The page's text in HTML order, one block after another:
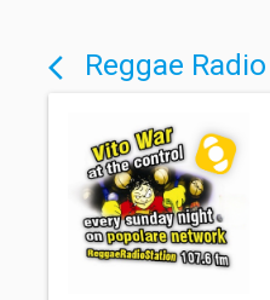
arrow_back_ios Reggae